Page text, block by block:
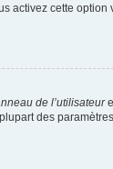
activez cette
de l’utilisateur
des